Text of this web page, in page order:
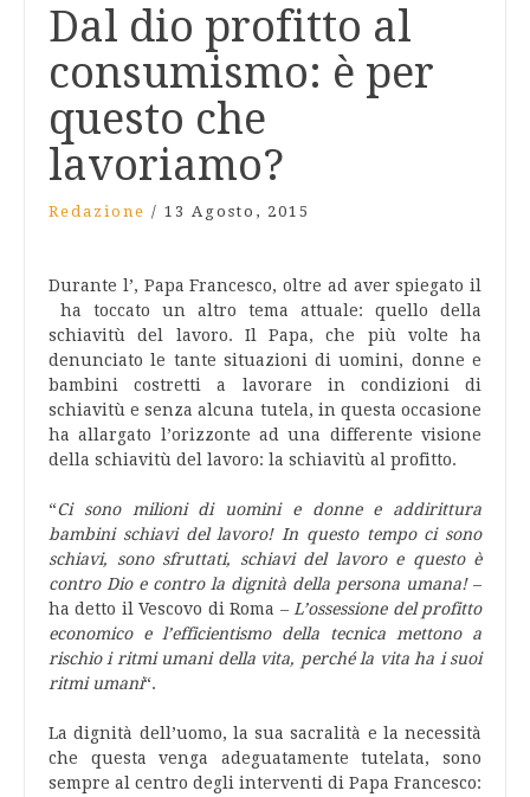
Dal dio profitto al
consumismo: è per
questo che
lavoriamo?
Redazione / 13 Agosto, 2015
Durante l’, Papa Francesco, oltre ad aver spiegato il
ha toccato un altro tema attuale: quello della
schiavitù del lavoro. Il Papa, che più volte ha
denunciato le tante situazioni di uomini, donne e
bambini costretti a lavorare in condizioni di
schiavitù e senza alcuna tutela, in questa occasione
ha allargato l’orizzonte ad una differente visione
della schiavitù del lavoro: la schiavitù al profitto.
“Ci sono milioni di uomini e donne e addirittura
bambini schiavi del lavoro! In questo tempo ci sono
schiavi, sono sfruttati, schiavi del lavoro e questo è
contro Dio e contro la dignità della persona umana!–
ha detto il Vescovo di Roma –L’ossessione del profitto
economico e l’efficientismo della tecnica mettono a
rischio i ritmi umani della vita, perché la vita ha i suoi
ritmi umani“.
La dignità dell’uomo, la sua sacralità e la necessità
che questa venga adeguatamente tutelata, sono
sempre al centro degli interventi di Papa Francesco: